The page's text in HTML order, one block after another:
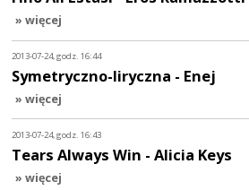
» więcej
2013-07-24, godz. 16:44
Symetryczno-liryczna - Enej
» więcej
2013-07-24, godz. 16:43
Tears Always Win - Alicia Keys
» więcej